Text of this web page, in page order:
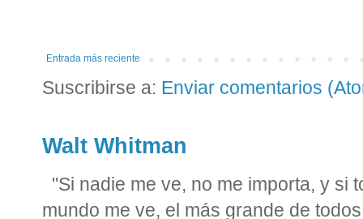
Entrada más reciente
Suscribirse a: Enviar comentarios
Walt Whitman
"Si nadie me ve, no me importa, y si
mundo me ve, el más grande de